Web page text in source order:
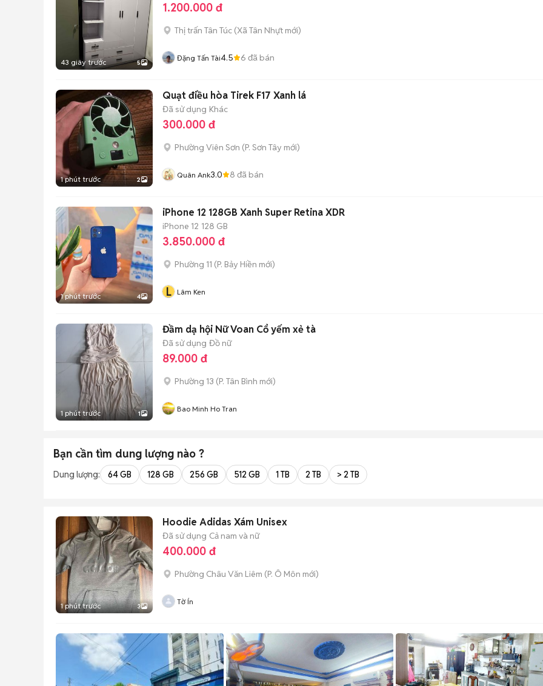
43 giây trước 5
1.200.000 đ
Thị trấn Tân Túc (Xã Tân Nhựt mới)
Đặng Tấn Tài4.5 6 đã bán
1 phút trước 2
Quạt điều hòa Tirek F17 Xanh lá
Đã sử dụng Khác
300.000 đ
Phường Viên Sơn (P. Sơn Tây mới)
Quân Ank3.0 8 đã bán
1 phút trước 4
iPhone 12 128GB Xanh Super Retina XDR
iPhone 12 128 GB
3.850.000 đ
Phường 11 (P. Bảy Hiền mới)
L Lâm Ken
1 phút trước 1
Đầm dạ hội Nữ Voan Cổ yếm xẻ tà
Đã sử dụng Đồ nữ
89.000 đ
Phường 13 (P. Tân Bình mới)
Bao Minh Ho Tran
Bạn cần tìm dung lượng nào ?
Dung lượng: 64 GB 128 GB 256 GB 512 GB 1 TB 2 TB > 2 TB
1 phút trước 3
Hoodie Adidas Xám Unisex
Đã sử dụng Cả nam và nữ
400.000 đ
Phường Châu Văn Liêm (P. Ô Môn mới)
Tờ Ín